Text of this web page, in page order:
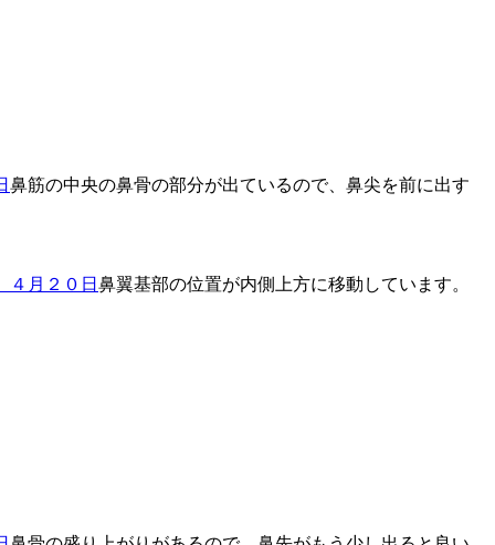
鼻筋の中央の鼻骨の部分が出ているので、鼻尖を前に出す
鼻翼基部の位置が内側上方に移動しています。